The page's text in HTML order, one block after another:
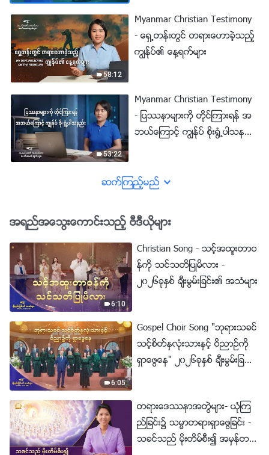
58:12
Myanmar Christian Testimony
- ေရွ႕တန္းတြင္ တရားေဟာခဲ့သည့္
ကြၽန္ုပ္၏ ေန႔ရက္မ်ား
53:22
Myanmar Christian Testimony
- ျပႆနာမ်ားကို တိုင္ၾကားရန္ အ
ဘယ္ေၾကာင့္ ကြၽန္ုပ္ စိုး႐ြံ႕ပါသန
ဆက္ၾကည့္မည္
အရည္အေသြးေကာင္းသည့္ ဗီဒီယိုမ်ား
6:10
Christian Song - သင့္အထူးတာဝ
န္ကို သင္သတိျပဳမိလား -
၂၀၂၆ခုႏွစ္ ခ်ီးမြမ္းျခင္း၏ အသံမ်ား
6:05
Gospel Choir Song "ဘုရားသခင္
သင့္စိတ္ႏွလုံးသားႏွင့္ ဝိညာဥ္ကို
ရွာေဖြေန" ၂၀၂၆ခုႏွစ္ ခ်ီးမြမ္းျခ
တရားေဒႆနာအတြဲမ်ား- ယုံၾက
ည္ျခင္း၌ သမၼာတရားရွာေဖြျခင္း -
သခင္သည္ မိုးတိမ္စီး၍ အမွန္တက